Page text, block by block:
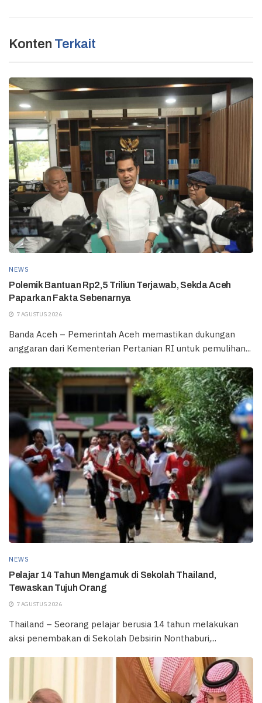
Konten Terkait
NEWS
Polemik Bantuan Rp2,5 Triliun Terjawab, Sekda Aceh
Paparkan Fakta Sebenarnya
7 AGUSTUS 2026
Banda Aceh – Pemerintah Aceh memastikan dukungan
anggaran dari Kementerian Pertanian RI untuk pemulihan...
NEWS
Pelajar 14 Tahun Mengamuk di Sekolah Thailand,
Tewaskan Tujuh Orang
7 AGUSTUS 2026
Thailand – Seorang pelajar berusia 14 tahun melakukan
aksi penembakan di Sekolah Debsirin Nonthaburi,...